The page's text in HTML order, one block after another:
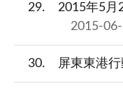
29
2015年5月
2015-
30 屏東東港